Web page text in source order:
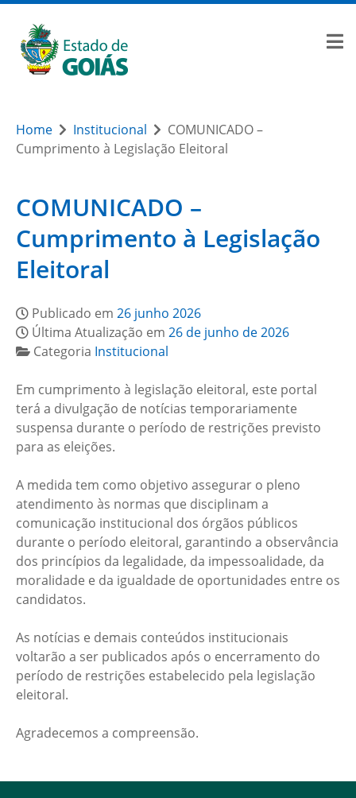
Home Institucional
COMUNICADO –
Cumprimento à Legislação Eleitoral
COMUNICADO –
Cumprimento à Legislação
Eleitoral
Publicado em 26 junho 2026
Última Atualização em 26 de junho de 2026
Categoria Institucional
Em cumprimento à legislação eleitoral, este portal
terá a divulgação de notícias temporariamente
suspensa durante o período de restrições previsto
para as eleições.
A medida tem como objetivo assegurar o pleno
atendimento às normas que disciplinam a
comunicação institucional dos órgãos públicos
durante o período eleitoral, garantindo a observância
dos princípios da legalidade, da impessoalidade, da
moralidade e da igualdade de oportunidades entre os
candidatos.
As notícias e demais conteúdos institucionais
voltarão a ser publicados após o encerramento do
período de restrições estabelecido pela legislação
eleitoral.
Agradecemos a compreensão.